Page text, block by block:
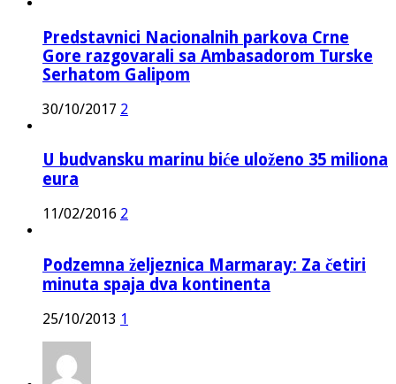
Predstavnici Nacionalnih parkova Crne
Gore razgovarali sa Ambasadorom Turske
Serhatom Galipom
30/10/2017 2
U budvansku marinu biće uloženo 35 miliona
eura
11/02/2016 2
Podzemna željeznica Marmaray: Za četiri
minuta spaja dva kontinenta
25/10/2013 1